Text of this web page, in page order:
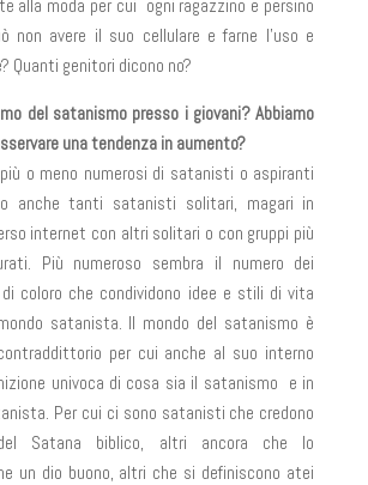
alla moda per cui ogni ragazzino e persino
non avere il suo cellulare e farne l’uso e
Quanti genitori dicono no?
del satanismo presso i giovani? Abbiamo
una tendenza in aumento?
o meno numerosi di satanisti o aspiranti
anche tanti satanisti solitari, magari in
internet con altri solitari o con gruppi più
Più numeroso sembra il numero dei
coloro che condividono idee e stili di vita
satanista. Il mondo del satanismo è
per cui anche al suo interno
univoca di cosa sia il satanismo e in
Per cui ci sono satanisti che credono
del Satana biblico, altri ancora che lo
un dio buono, altri che si definiscono atei